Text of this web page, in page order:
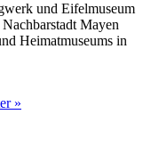
und Eifelmuseum
Mayen
Heimatmuseums in
»